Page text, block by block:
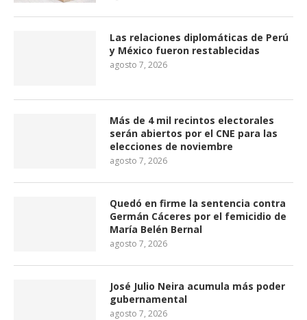
Las relaciones diplomáticas de Perú
y México fueron restablecidas
agosto 7, 2026
Más de 4 mil recintos electorales
serán abiertos por el CNE para las
elecciones de noviembre
agosto 7, 2026
Quedó en firme la sentencia contra
Germán Cáceres por el femicidio de
María Belén Bernal
agosto 7, 2026
José Julio Neira acumula más poder
gubernamental
agosto 7, 2026